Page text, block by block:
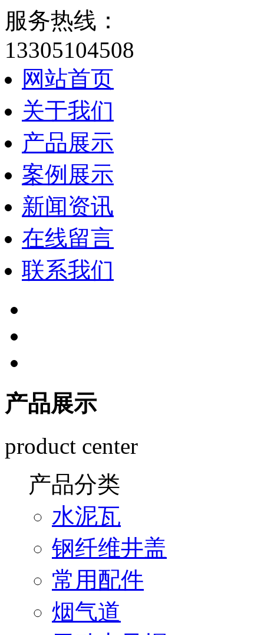
服务热线：
13305104508
网站首页
关于我们
产品展示
案例展示
新闻资讯
在线留言
联系我们
产品展示
product center
产品分类
水泥瓦
钢纤维井盖
常用配件
烟气道